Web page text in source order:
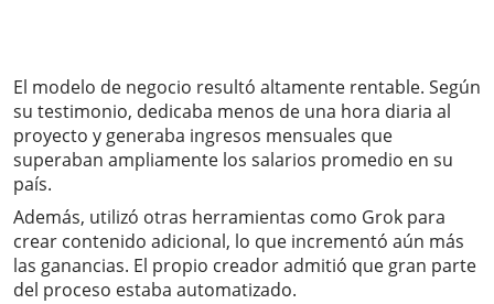
El modelo de negocio resultó altamente rentable. Según
su testimonio, dedicaba menos de una hora diaria al
proyecto y generaba ingresos mensuales que
superaban ampliamente los salarios promedio en su
país.
Además, utilizó otras herramientas como Grok para
crear contenido adicional, lo que incrementó aún más
las ganancias. El propio creador admitió que gran parte
del proceso estaba automatizado.